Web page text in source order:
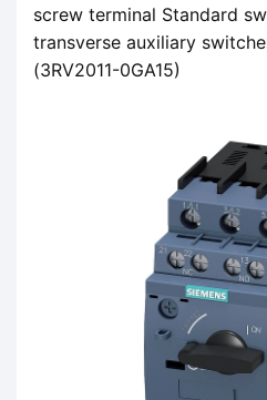
screw terminal Standard
transverse auxiliary
(3RV2011-0GA15)